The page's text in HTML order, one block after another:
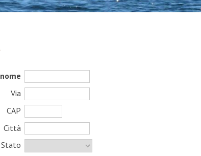
Via
CAP
Città
Stato